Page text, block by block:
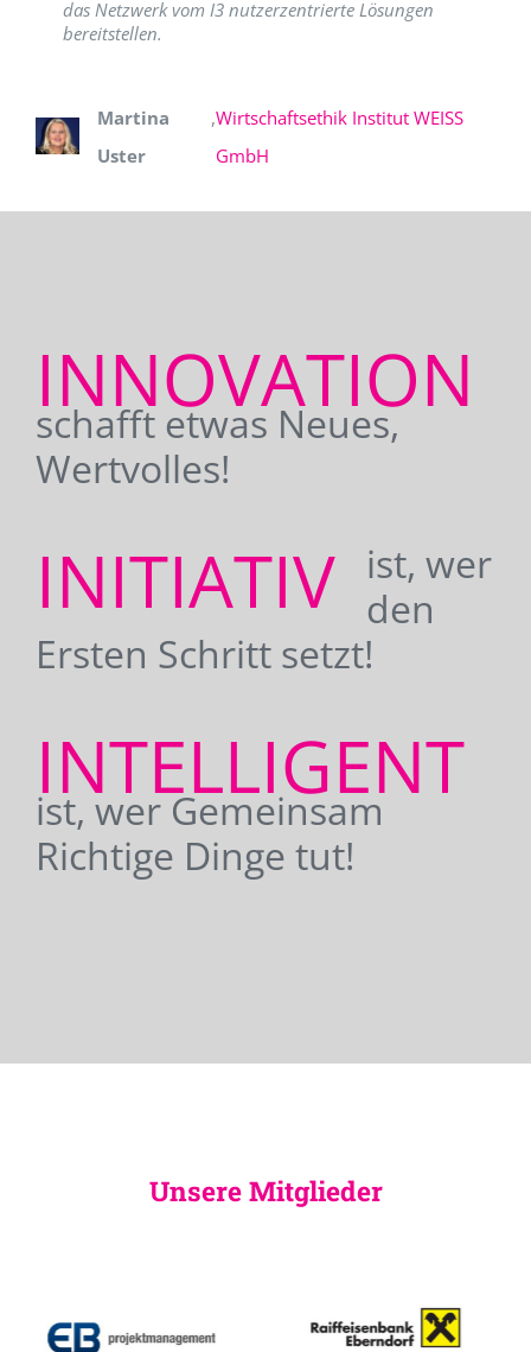
das Netzwerk vom I3 nutzerzentrierte Lösungen
bereitstellen.
Martina
Uster
,Wirtschaftsethik Institut WEISS
GmbH
INNOVATION
schafft etwas Neues,
Wertvolles!
INITIATIV
ist, wer
den
Ersten Schritt setzt!
INTELLIGENT
ist, wer Gemeinsam
Richtige Dinge tut!
Unsere Mitglieder